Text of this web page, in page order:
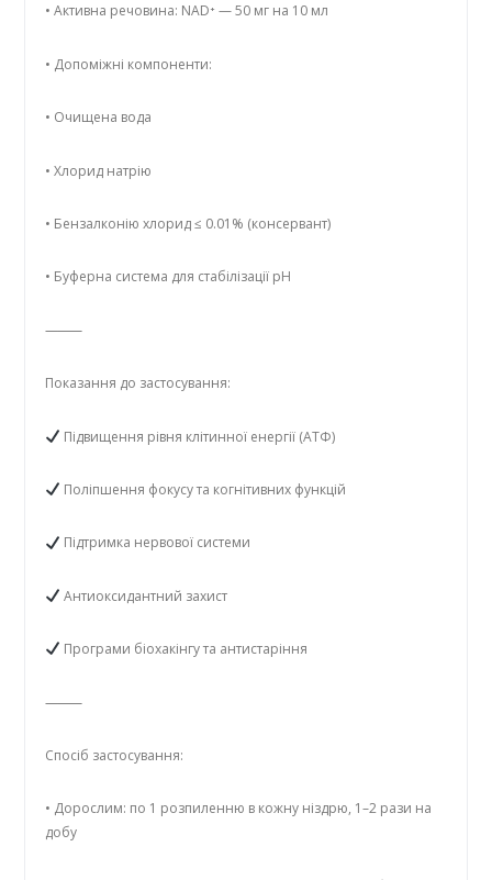
• Активна речовина: NAD⁺ — 50 мг на 10 мл
• Допоміжні компоненти:
• Очищена вода
• Хлорид натрію
• Бензалконію хлорид ≤ 0.01% (консервант)
• Буферна система для стабілізації pH
⸻
Показання до застосування:
Підвищення рівня клітинної енергії (АТФ)
Поліпшення фокусу та когнітивних функцій
Підтримка нервової системи
Антиоксидантний захист
Програми біохакінгу та антистаріння
⸻
Спосіб застосування:
• Дорослим: по 1 розпиленню в кожну ніздрю, 1–2 рази на
добу